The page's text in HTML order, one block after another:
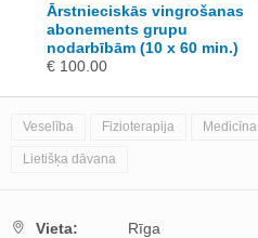
Ārstnieciskās vingrošanas
abonements grupu
nodarbībām (10 x 60 min.)
€ 100.00
Veselība Fizioterapija Medicīna
Lietišķa dāvana
Vieta:
Rīga